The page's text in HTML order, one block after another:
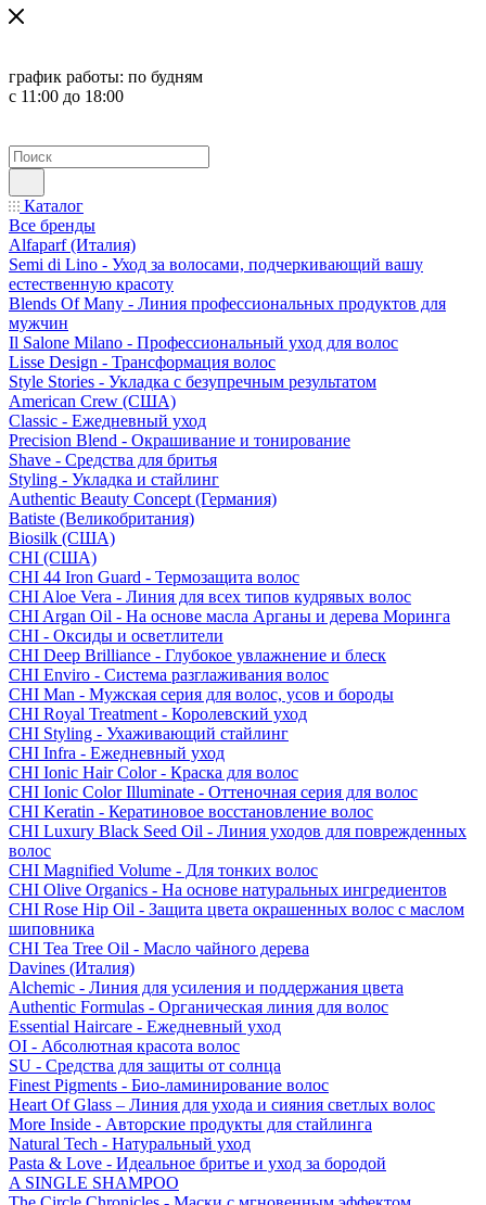
график работы: по будням
с 11:00 до 18:00
Каталог
Все бренды
Alfaparf (Италия)
Semi di Lino - Уход за волосами, подчеркивающий вашу
естественную красоту
Blends Of Many - Линия профессиональных продуктов для
мужчин
Il Salone Milano - Профессиональный уход для волос
Lisse Design - Трансформация волос
Style Stories - Укладка с безупречным результатом
American Crew (США)
Classic - Ежедневный уход
Precision Blend - Окрашивание и тонирование
Shave - Средства для бритья
Styling - Укладка и стайлинг
Authentic Beauty Concept (Германия)
Batiste (Великобритания)
Biosilk (США)
CHI (США)
CHI 44 Iron Guard - Термозащита волос
CHI Aloe Vera - Линия для всех типов кудрявых волос
CHI Argan Oil - На основе масла Арганы и дерева Моринга
CHI - Оксиды и осветлители
CHI Deep Brilliance - Глубокое увлажнение и блеск
CHI Enviro - Система разглаживания волос
CHI Man - Мужская серия для волос, усов и бороды
CHI Royal Treatment - Королевский уход
CHI Styling - Ухаживающий стайлинг
CHI Infra - Ежедневный уход
CHI Ionic Hair Color - Краска для волос
CHI Ionic Color Illuminate - Оттеночная серия для волос
CHI Keratin - Кератиновое восстановление волос
CHI Luxury Black Seed Oil - Линия уходов для поврежденных
волос
CHI Magnified Volume - Для тонких волос
CHI Olive Organics - На основе натуральных ингредиентов
CHI Rose Hip Oil - Защита цвета окрашенных волос с маслом
шиповника
CHI Tea Tree Oil - Масло чайного дерева
Davines (Италия)
Alchemic - Линия для усиления и поддержания цвета
Authentic Formulas - Органическая линия для волос
Essential Haircare - Eжедневный уход
OI - Абсолютная красота волос
SU - Средства для защиты от солнца
Finest Pigments - Био-ламинирование волос
Heart Of Glass – Линия для ухода и сияния светлых волос
More Inside - Авторские продукты для стайлинга
Natural Tech - Натуральный уход
Pasta & Love - Идеальное бритье и уход за бородой
A SINGLE SHAMPOO